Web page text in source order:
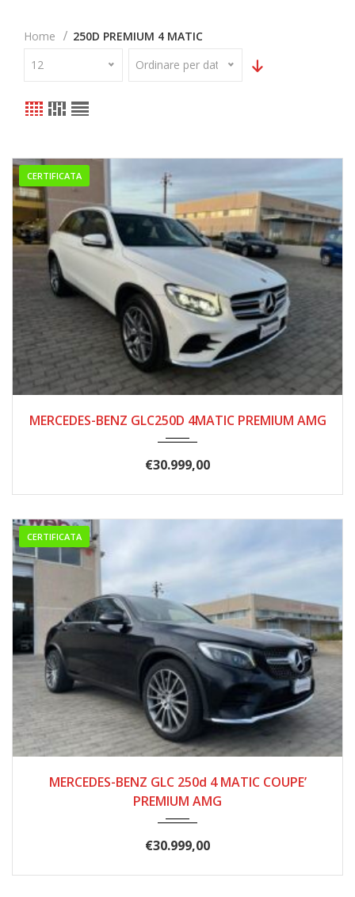
Home
250D PREMIUM 4 MATIC
12
Ordinare per data
CERTIFICATA
MERCEDES-BENZ GLC250D 4MATIC PREMIUM AMG
€30.999,00
CERTIFICATA
MERCEDES-BENZ GLC 250d 4 MATIC COUPE’
PREMIUM AMG
€30.999,00